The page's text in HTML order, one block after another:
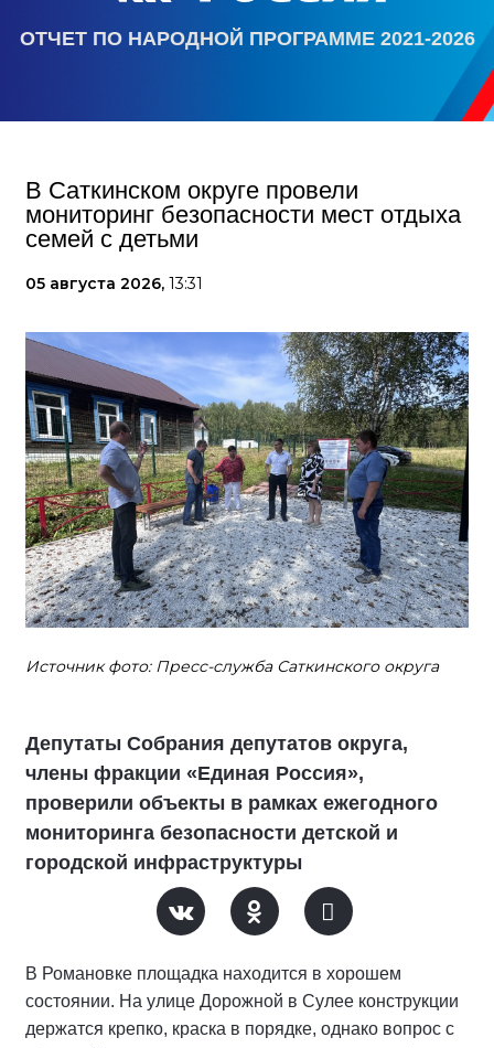
ОТЧЕТ ПО НАРОДНОЙ ПРОГРАММЕ 2021-2026
В Саткинском округе провели
мониторинг безопасности мест отдыха
семей с детьми
05 августа 2026, 13:31
Источник фото: Пресс-служба Саткинского округа
Депутаты Собрания депутатов округа,
члены фракции «Единая Россия»,
проверили объекты в рамках ежегодного
мониторинга безопасности детской и
городской инфраструктуры
В Романовке площадка находится в хорошем
состоянии. На улице Дорожной в Сулее конструкции
держатся крепко, краска в порядке, однако вопрос с